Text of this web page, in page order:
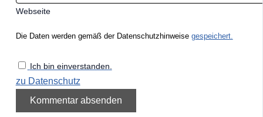
Webseite
Die Daten werden gemäß der Datenschutzhinweise gespeichert.
Ich bin einverstanden.
zu Datenschutz